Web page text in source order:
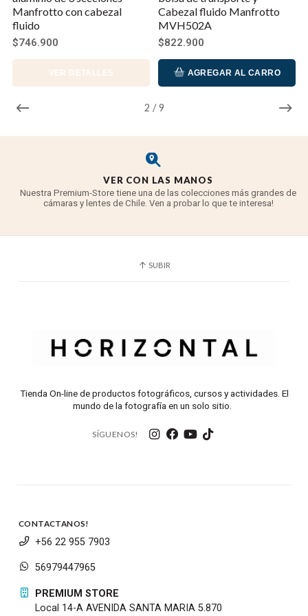
Repelente Al Agua: Sí
2 / 9
Manfrotto con cabezal
fluido
$746.900
VER DETALLES
Cabezal fluido Manfrotto
MVH502A
$822.900
AGREGAR AL CARRO
VER CON LAS MANOS
Nuestra Premium-Store tiene una de las colecciones más grandes de
cámaras y lentes de Chile. Ven a probar lo que te interesa!
SUBIR
Tienda On-line de productos fotográficos, cursos y actividades. El
mundo de la fotografía en un solo sitio.
SÍGUENOS!
CONTACTANOS!
+56 22 955 7903
56979447965
PREMIUM STORE
Local 14-A AVENIDA SANTA MARIA 5.870